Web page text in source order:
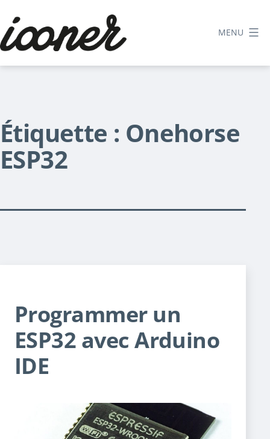
contenu
MENU
Étiquette : Onehorse
ESP32
Programmer un
ESP32 avec Arduino
IDE